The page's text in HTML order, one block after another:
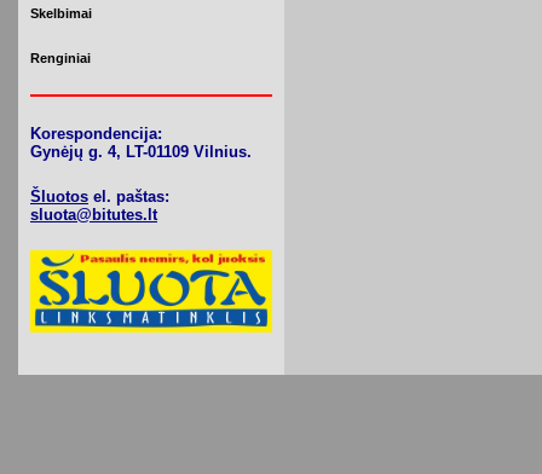
Skelbimai
Renginiai
Korespondencija:
Gynėjų g. 4, LT-01109 Vilnius.
Šluotos el. paštas:
sluota@bitutes.lt